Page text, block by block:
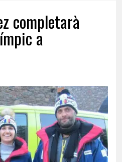
completarà
a